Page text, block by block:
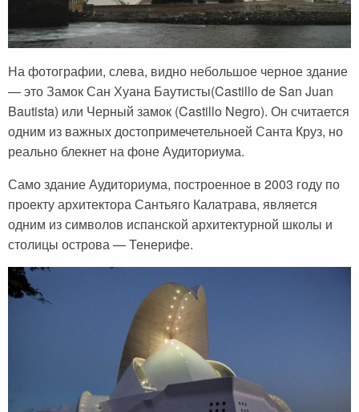
На фотографии, слева, видно небольшое черное здание
— это Замок Сан Хуана Баутисты(Castillo de San Juan
Bautista) или Черный замок (Castillo Negro). Он считается
одним из важных достопримечетельноей Санта Круз, но
реально блекнет на фоне Аудиториума.
Само здание Аудиториума, построенное в 2003 году по
проекту архитектора Сантьяго Калатрава, является
одним из символов испанской архитектурной школы и
столицы острова — Тенерифе.